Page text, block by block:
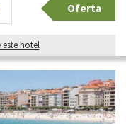
Oferta
este hotel